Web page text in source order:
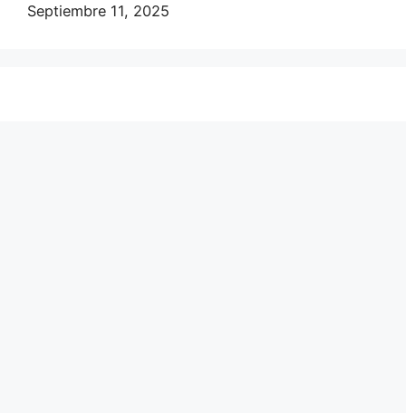
Septiembre 11, 2025